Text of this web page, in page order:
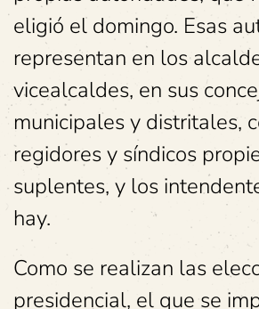
eligió el domingo. Esas
representan en los
vicealcaldes, en sus
municipales y distritales,
regidores y síndicos
suplentes, y los
hay.
Como se realizan las
presidencial, el que se